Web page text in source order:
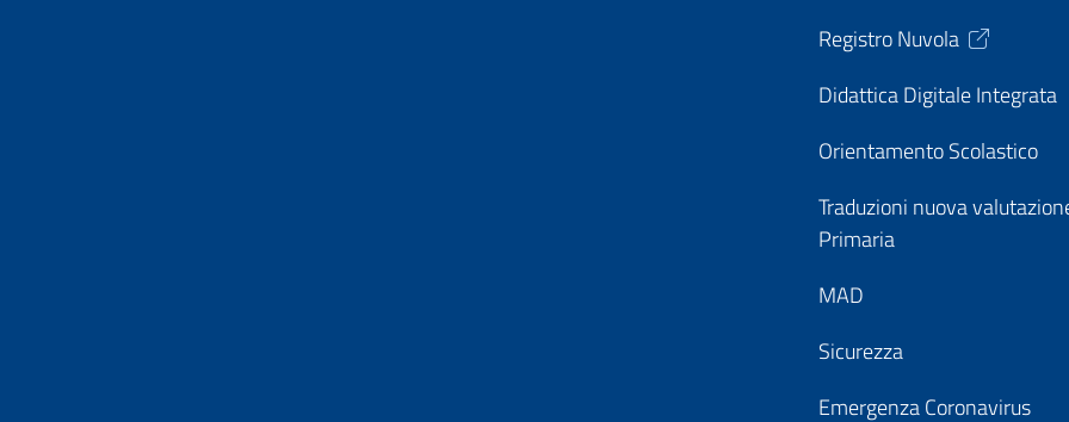
Registro Nuvola
Didattica Digitale Integrata
Orientamento Scolastico
Traduzioni nuova
Primaria
MAD
Sicurezza
Emergenza Coronavirus